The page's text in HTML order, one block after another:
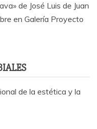
de José Luis de Juan
en Galería Proyecto
de la estética y la